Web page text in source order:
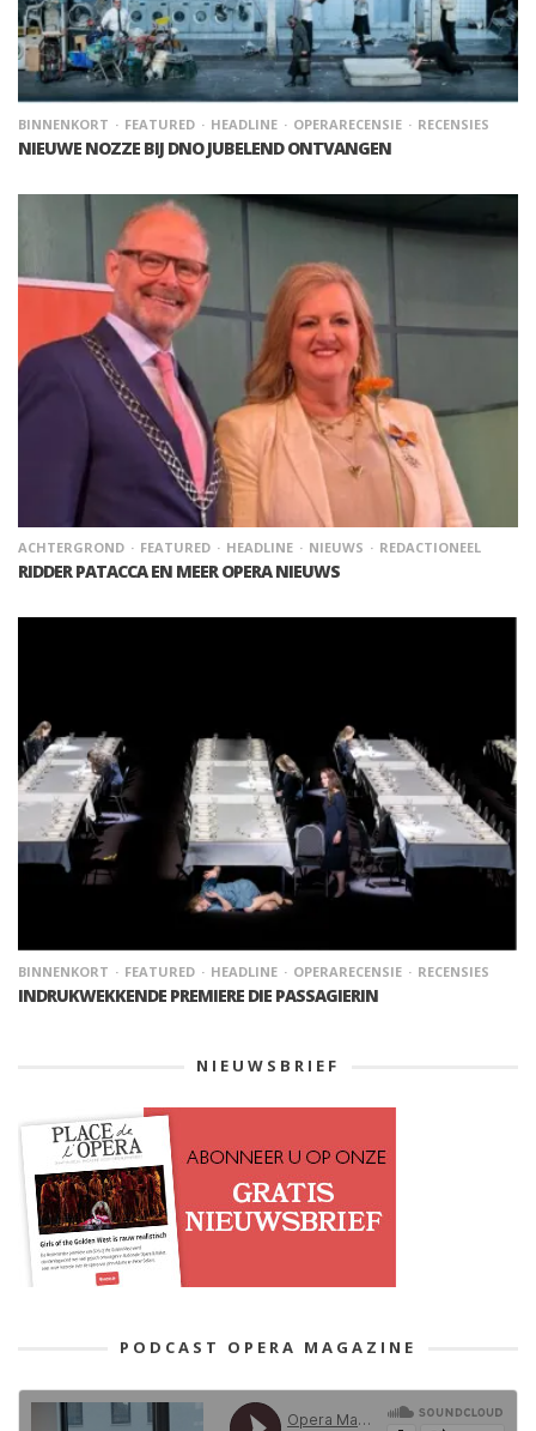
BINNENKORT FEATURED HEADLINE OPERARECENSIE RECENSIES
NIEUWE NOZZE BIJ DNO JUBELEND ONTVANGEN
ACHTERGROND FEATURED HEADLINE NIEUWS REDACTIONEEL
RIDDER PATACCA EN MEER OPERA NIEUWS
BINNENKORT FEATURED HEADLINE OPERARECENSIE RECENSIES
INDRUKWEKKENDE PREMIERE DIE PASSAGIERIN
NIEUWSBRIEF
PODCAST OPERA MAGAZINE